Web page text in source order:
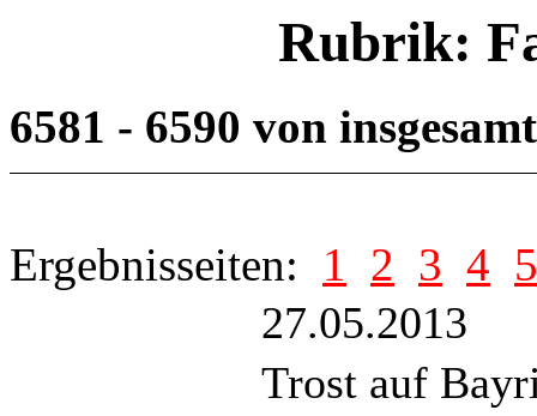
Rubrik:
6581 - 6590 von
Ergebnisseiten: 1 2 3 4 5
27.05.2013
Trost auf